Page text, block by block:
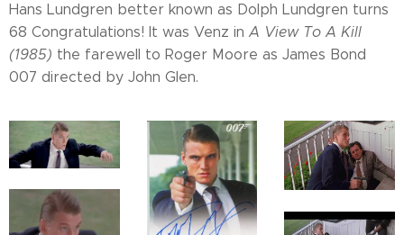
Hans Lundgren better known as Dolph Lundgren turns
68 Congratulations! It was Venz in A View To A Kill
(1985) the farewell to Roger Moore as James Bond
007 directed by John Glen.